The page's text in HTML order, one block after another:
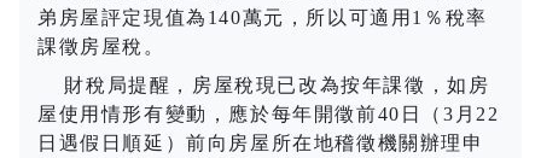
弟房屋評定現值為 140萬元，所以可適用 1 ％稅率
課徵房屋稅。
財稅局提醒，房屋稅現已改為按年課徵，如房
屋使用情形有變動，應於每年開徵前40 日（3 月 22
日遇假日順延）前向房屋所在地稽徵機關辦理申